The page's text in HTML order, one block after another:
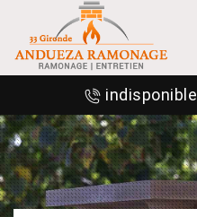
indisponible